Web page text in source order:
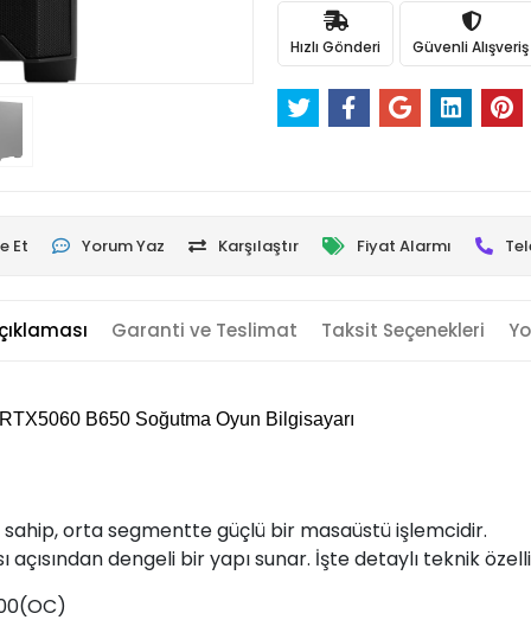
Hızlı Gönderi Güvenli Alışveriş
Et Yorum Yaz Karşılaştır Fiyat Alarmı
Garanti ve Teslimat Taksit Seçenekleri
B650 Soğutma Oyun Bilgisayarı
orta segmentte güçlü bir masaüstü işlemcidir.
dengeli bir yapı sunar. İşte detaylı teknik